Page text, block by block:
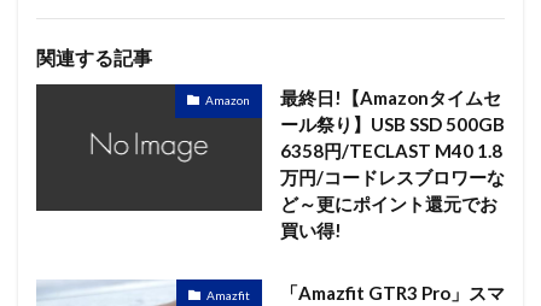
関連する記事
Amazon
最終日!【Amazonタイムセ
ール祭り】USB SSD 500GB
6358円/TECLAST M40 1.8
万円/コードレスブロワーな
ど～更にポイント還元でお
買い得!
Amazfit
「Amazfit GTR3 Pro」スマ